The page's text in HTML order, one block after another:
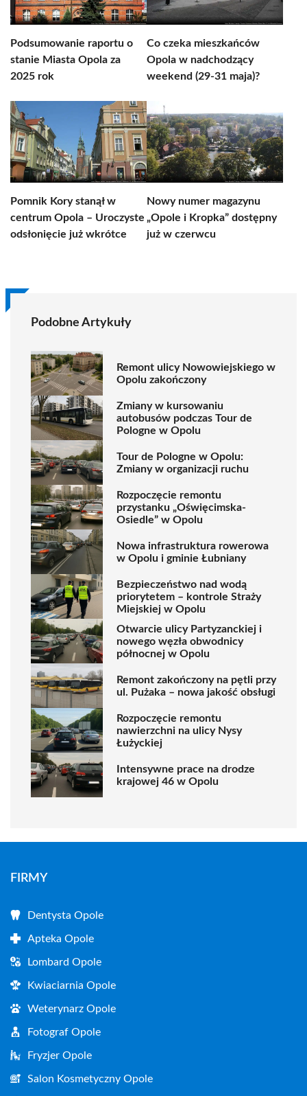
Podsumowanie raportu o
stanie Miasta Opola za
2025 rok
Co czeka mieszkańców
Opola w nadchodzący
weekend (29-31 maja)?
Pomnik Kory stanął w
centrum Opola – Uroczyste
odsłonięcie już wkrótce
Nowy numer magazynu
„Opole i Kropka” dostępny
już w czerwcu
Podobne Artykuły
Remont ulicy Nowowiejskiego w
Opolu zakończony
Zmiany w kursowaniu
autobusów podczas Tour de
Pologne w Opolu
Tour de Pologne w Opolu:
Zmiany w organizacji ruchu
Rozpoczęcie remontu
przystanku „Oświęcimska-
Osiedle” w Opolu
Nowa infrastruktura rowerowa
w Opolu i gminie Łubniany
Bezpieczeństwo nad wodą
priorytetem – kontrole Straży
Miejskiej w Opolu
Otwarcie ulicy Partyzanckiej i
nowego węzła obwodnicy
północnej w Opolu
Remont zakończony na pętli przy
ul. Pużaka – nowa jakość obsługi
Rozpoczęcie remontu
nawierzchni na ulicy Nysy
Łużyckiej
Intensywne prace na drodze
krajowej 46 w Opolu
FIRMY
Dentysta Opole
Apteka Opole
Lombard Opole
Kwiaciarnia Opole
Weterynarz Opole
Fotograf Opole
Fryzjer Opole
Salon Kosmetyczny Opole